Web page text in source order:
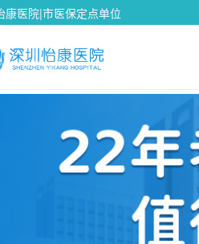
康医院|市医保定点单位